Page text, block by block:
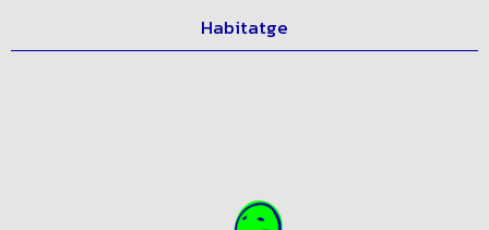
Habitatge